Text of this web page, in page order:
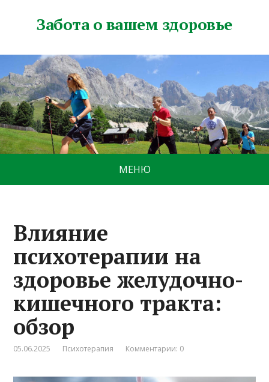
Забота о вашем здоровье
МЕНЮ
Влияние
психотерапии на
здоровье желудочно-
кишечного тракта:
обзор
05.06.2025 Психотерапия Комментарии: 0